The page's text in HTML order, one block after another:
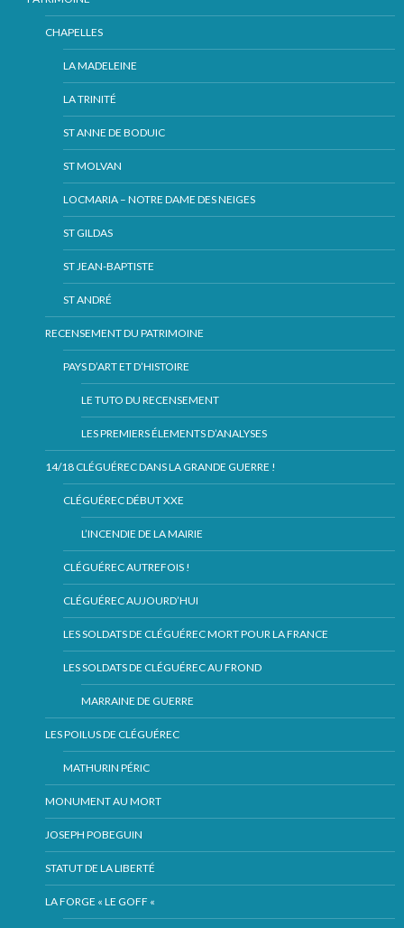
CHAPELLES
LA MADELEINE
LA TRINITÉ
ST ANNE DE BODUIC
ST MOLVAN
LOCMARIA – NOTRE DAME DES NEIGES
ST GILDAS
ST JEAN-BAPTISTE
ST ANDRÉ
RECENSEMENT DU PATRIMOINE
PAYS D’ART ET D’HISTOIRE
LE TUTO DU RECENSEMENT
LES PREMIERS ÉLEMENTS D’ANALYSES
14/18 CLÉGUÉREC DANS LA GRANDE GUERRE !
CLÉGUÉREC DÉBUT XXE
L’INCENDIE DE LA MAIRIE
CLÉGUÉREC AUTREFOIS !
CLÉGUÉREC AUJOURD’HUI
LES SOLDATS DE CLÉGUÉREC MORT POUR LA FRANCE
LES SOLDATS DE CLÉGUÉREC AU FROND
MARRAINE DE GUERRE
LES POILUS DE CLÉGUÉREC
MATHURIN PÉRIC
MONUMENT AU MORT
JOSEPH POBEGUIN
STATUT DE LA LIBERTÉ
LA FORGE « LE GOFF «